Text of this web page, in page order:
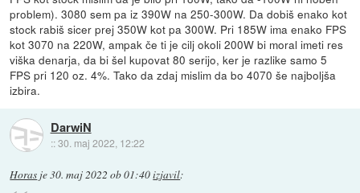
problem). 3080 sem pa iz 390W na 250-300W. Da dobiš enako kot
stock rabiš sicer prej 350W kot pa 300W. Pri 185W ima enako FPS
kot 3070 na 220W, ampak če ti je cilj okoli 200W bi moral imeti res
viška denarja, da bi šel kupovat 80 serijo, ker je razlike samo 5
FPS pri 120 oz. 4%. Tako da zdaj mislim da bo 4070 še najboljša
izbira.
DarwiN
::30. maj 2022, 12:22
Horas je30. maj 2022 ob 01:40izjavil: